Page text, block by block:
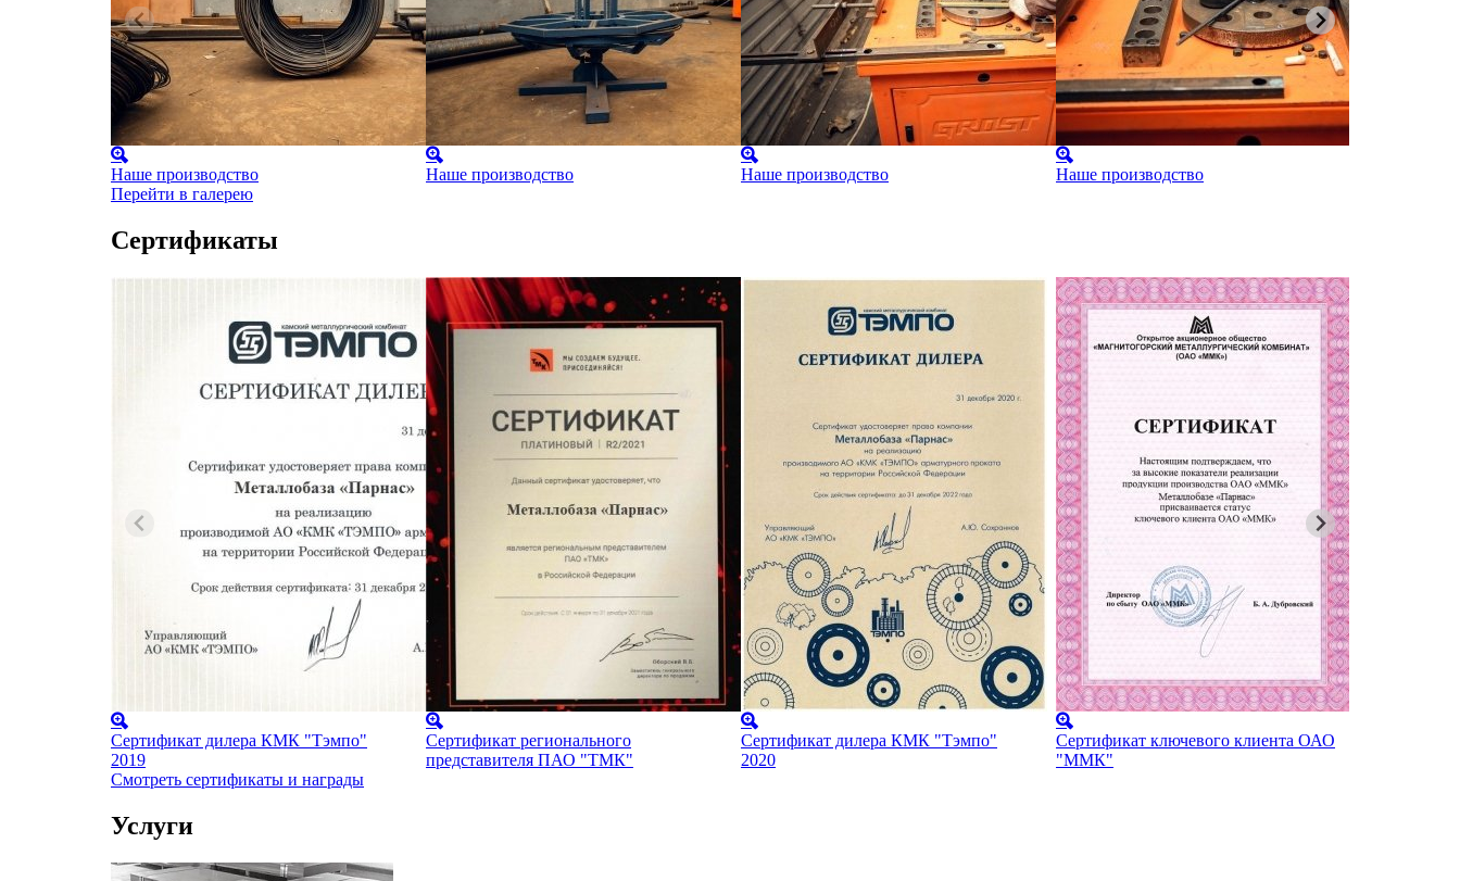
Наше производство Наше производство Наше производство Наше производство
Перейти в галерею
Сертификаты
Сертификат дилера КМК "Тэмпо"
2019
Сертификат регионального
представителя ПАО "ТМК"
Сертификат дилера КМК "Тэмпо"
2020
Сертификат ключевого клиента ОАО
"ММК"
Смотреть сертификаты и награды
Услуги